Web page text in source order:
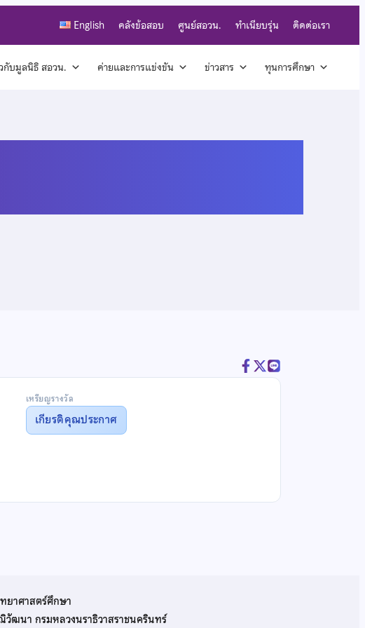
English คลังข้อสอบ ศูนย์สอวน. ทำเนียบรุ่น ติดต่อเรา
กับมูลนิธิ สอวน. ค่ายและการแข่งขัน ข่าวสาร ทุนการศึกษา
เหรียญรางวัล
เกียรติคุณประกาศ
ยาศาสตร์ศึกษา
วัฒนา กรมหลวงนราธิวาสราชนครินทร์